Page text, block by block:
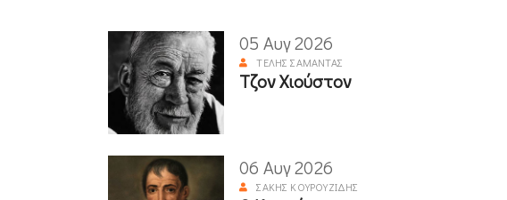
05 Αυγ 2026
ΤΈΛΗΣ ΣΑΜΑΝΤΆΣ
Τζον Χιούστον
06 Αυγ 2026
ΣΆΚΗΣ ΚΟΥΡΟΥΖΊΔΗΣ